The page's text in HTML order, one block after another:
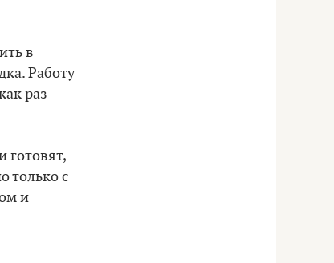
в
Работу
раз
готовят,
только с
и